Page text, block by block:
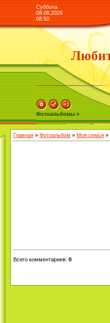
Суббота
08.08.2026
08:50
Фотоальбомы »
Главная » Фотоальбом » Моя семья »
Всего комментариев: 0